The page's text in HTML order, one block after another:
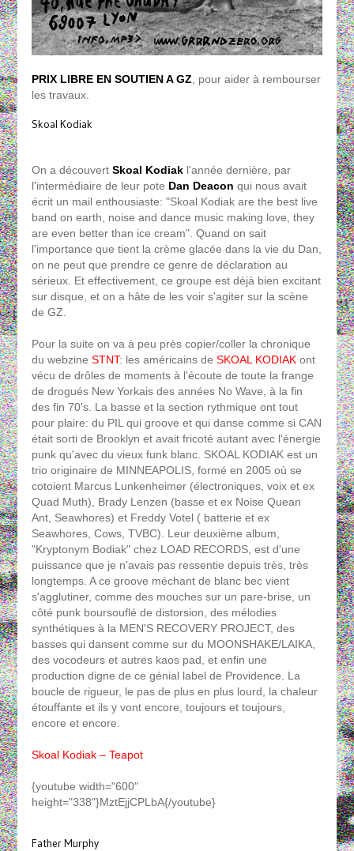
PRIX LIBRE EN SOUTIEN A GZ , pour aider à rembourser
les travaux.
Skoal Kodiak
On a découvert Skoal Kodiakl'année dernière, par
l'intermédiaire de leur pote Dan Deacon qui nous avait
écrit un mail enthousiaste: "Skoal Kodiak are the best live
band on earth, noise and dance music making love, they
are even better than ice cream". Quand on sait
l'importance que tient la crème glacée dans la vie du Dan,
on ne peut que prendre ce genre de déclaration au
sérieux. Et effectivement, ce groupe est déjà bien excitant
sur disque, et on a hâte de les voir s'agiter sur la scène
de GZ.
Pour la suite on va à peu près copier/coller la chronique
du webzine STNT: les américains de SKOAL KODIAKont
vécu de drôles de moments à l'écoute de toute la frange
de drogués New Yorkais des années No Wave, à la fin
des fin 70's. La basse et la section rythmique ont tout
pour plaire: du PIL qui groove et qui danse comme si CAN
était sorti de Brooklyn et avait fricoté autant avec l'énergie
punk qu'avec du vieux funk blanc. SKOAL KODIAK est un
trio originaire de MINNEAPOLIS, formé en 2005 où se
cotoient Marcus Lunkenheimer (électroniques, voix et ex
Quad Muth), Brady Lenzen (basse et ex Noise Quean
Ant, Seawhores) et Freddy Votel ( batterie et ex
Seawhores, Cows, TVBC). Leur deuxième album,
"Kryptonym Bodiak" chez LOAD RECORDS, est d'une
puissance que je n'avais pas ressentie depuis très, très
longtemps. A ce groove méchant de blanc bec vient
s'agglutiner, comme des mouches sur un pare-brise, un
côté punk boursouflé de distorsion, des mélodies
synthétiques à la MEN'S RECOVERY PROJECT, des
basses qui dansent comme sur du MOONSHAKE/LAIKA,
des vocodeurs et autres kaos pad, et enfin une
production digne de ce génial label de Providence. La
boucle de rigueur, le pas de plus en plus lourd, la chaleur
étouffante et ils y vont encore, toujours et toujours,
encore et encore.
Skoal Kodiak – Teapot
{youtube width="600"
height="338"}MztEjjCPLbA{/youtube}
Father Murphy